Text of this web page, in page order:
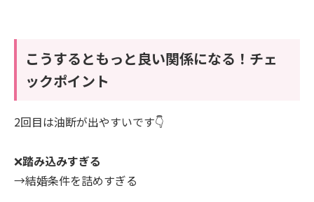
こうするともっと良い関係になる！チェ
ックポイント
2回目は油断が出やすいです👇
❌踏み込みすぎる
→結婚条件を詰めすぎる